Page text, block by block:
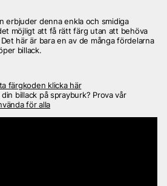
erbjuder denna enkla och smidiga
möjligt att få rätt färg utan att behöva
här är bara en av de många fördelarna
billack.
färgkoden klicka här
billack på sprayburk? Prova vår
för alla